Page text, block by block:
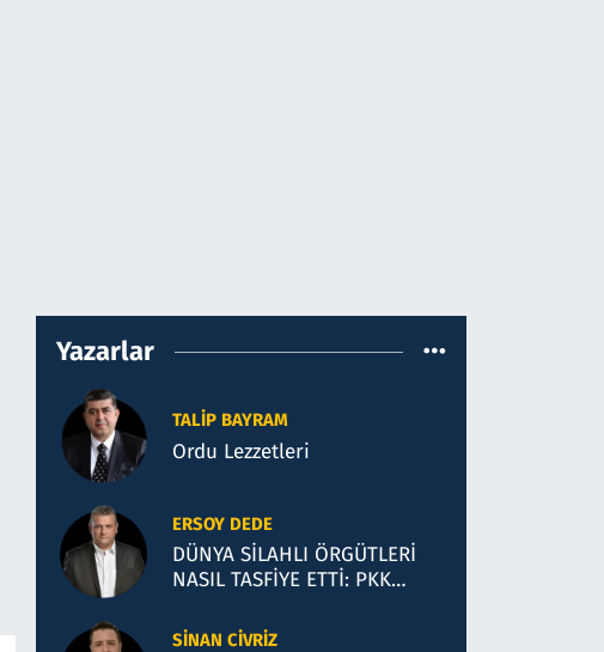
Yazarlar
TALIP BAYRAM
Ordu Lezzetleri
ERSOY DEDE
DÜNYA SİLAHLI ÖRGÜTLERİ
NASIL TASFİYE ETTİ: PKK
BENZİYOR?
SINAN CIVRIZ